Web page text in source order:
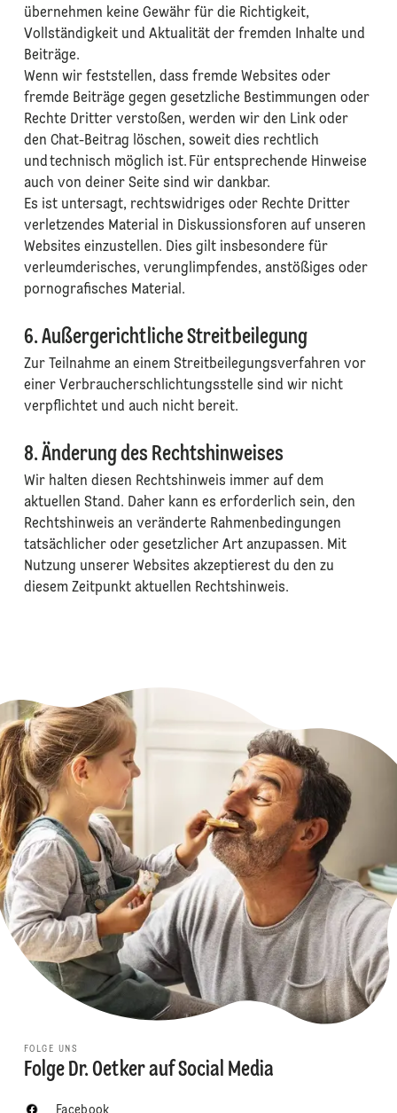
übernehmen keine Gewähr für die Richtigkeit,
Vollständigkeit und Aktualität der fremden Inhalte und
Beiträge.
Wenn wir feststellen, dass fremde Websites oder
fremde Beiträge gegen gesetzliche Bestimmungen oder
Rechte Dritter verstoßen, werden wir den Link oder
den Chat-Beitrag löschen, soweit dies rechtlich
und technisch möglich ist. Für entsprechende Hinweise
auch von deiner Seite sind wir dankbar.
Es ist untersagt, rechtswidriges oder Rechte Dritter
verletzendes Material in Diskussionsforen auf unseren
Websites einzustellen. Dies gilt insbesondere für
verleumderisches, verunglimpfendes, anstößiges oder
pornografisches Material.
6. Außergerichtliche Streitbeilegung
Zur Teilnahme an einem Streitbeilegungsverfahren vor
einer Verbraucherschlichtungsstelle sind wir nicht
verpflichtet und auch nicht bereit.
8. Änderung des Rechtshinweises
Wir halten diesen Rechtshinweis immer auf dem
aktuellen Stand. Daher kann es erforderlich sein, den
Rechtshinweis an veränderte Rahmenbedingungen
tatsächlicher oder gesetzlicher Art anzupassen. Mit
Nutzung unserer Websites akzeptierest du den zu
diesem Zeitpunkt aktuellen Rechtshinweis.
FOLGE UNS
Folge Dr. Oetker auf Social Media
Facebook